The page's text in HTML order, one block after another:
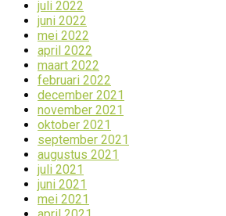
juli 2022
juni 2022
mei 2022
april 2022
maart 2022
februari 2022
december 2021
november 2021
oktober 2021
september 2021
augustus 2021
juli 2021
juni 2021
mei 2021